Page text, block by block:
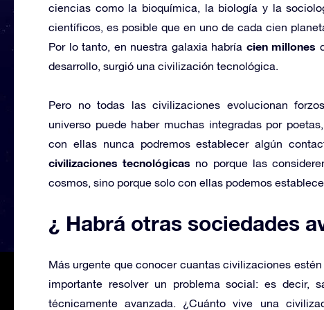
ciencias como la bioquímica, la biología y la
científicos, es posible que en uno de cada cien
Por lo tanto, en nuestra galaxia habría cien millones
desarrollo, surgió una civilización tecnológica.
Pero no todas las civilizaciones evolucionan
universo puede haber muchas integradas por
con ellas nunca podremos establecer algún
civilizaciones tecnológicas no porque las
cosmos, sino porque solo con ellas podemos
¿ Habrá otras sociedades
Más urgente que conocer cuantas civilizaciones
importante resolver un problema social: es decir,
técnicamente avanzada. ¿Cuánto vive una